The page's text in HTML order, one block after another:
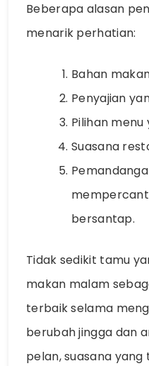
Beberapa alasan
menarik perhatian:
Bahan
Penyajian
Pilihan
Suasana
bersantap.
Tidak sedikit tamu
makan malam
terbaik selama
berubah jingga dan
pelan, suasana